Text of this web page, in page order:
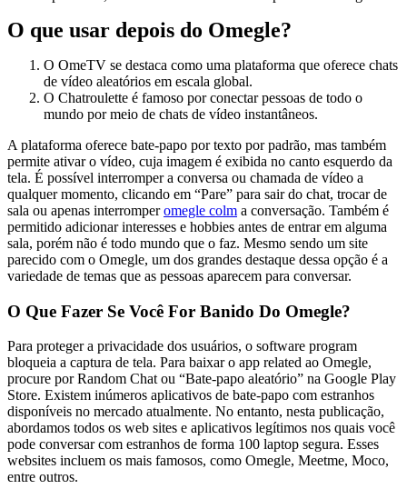
O que usar depois do Omegle?
O OmeTV se destaca como uma plataforma que oferece chats
de vídeo aleatórios em escala global.
O Chatroulette é famoso por conectar pessoas de todo o
mundo por meio de chats de vídeo instantâneos.
A plataforma oferece bate-papo por texto por padrão, mas também
permite ativar o vídeo, cuja imagem é exibida no canto esquerdo da
tela. É possível interromper a conversa ou chamada de vídeo a
qualquer momento, clicando em “Pare” para sair do chat, trocar de
sala ou apenas interromperomegle colm a conversação. Também é
permitido adicionar interesses e hobbies antes de entrar em alguma
sala, porém não é todo mundo que o faz. Mesmo sendo um site
parecido com o Omegle, um dos grandes destaque dessa opção é a
variedade de temas que as pessoas aparecem para conversar.
O Que Fazer Se Você For Banido Do Omegle?
Para proteger a privacidade dos usuários, o software program
bloqueia a captura de tela. Para baixar o app related ao Omegle,
procure por Random Chat ou “Bate-papo aleatório” na Google Play
Store. Existem inúmeros aplicativos de bate-papo com estranhos
disponíveis no mercado atualmente. No entanto, nesta publicação,
abordamos todos os web sites e aplicativos legítimos nos quais você
pode conversar com estranhos de forma 100 laptop segura. Esses
websites incluem os mais famosos, como Omegle, Meetme, Moco,
entre outros.